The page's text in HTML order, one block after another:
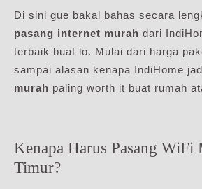
Di sini gue bakal bahas secara
pasang internet murah dari
terbaik buat lo. Mulai dari harga
sampai alasan kenapa IndiHome
murah paling worth it buat rumah
Kenapa Harus Pasang WiFi
Timur?